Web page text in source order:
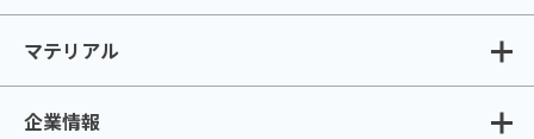
マテリアル
企業情報